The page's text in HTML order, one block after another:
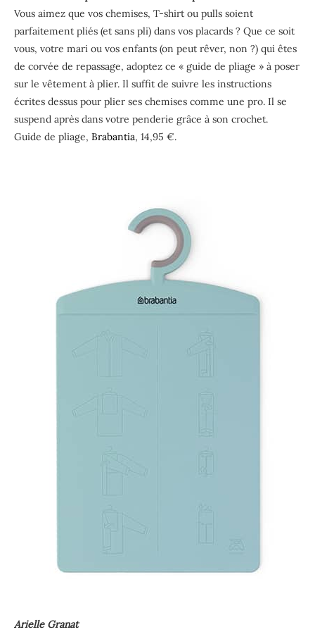
Vous aimez que vos chemises, T-shirt ou pulls soient
parfaitement pliés (et sans pli) dans vos placards ? Que ce soit
vous, votre mari ou vos enfants (on peut rêver, non ?) qui êtes
de corvée de repassage, adoptez ce « guide de pliage » à poser
sur le vêtement à plier. Il suffit de suivre les instructions
écrites dessus pour plier ses chemises comme une pro. Il se
suspend après dans votre penderie grâce à son crochet.
Guide de pliage, Brabantia, 14,95 €.
Arielle Granat